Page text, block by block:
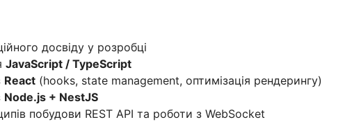
досвіду у розробці
JavaScript / TypeScript
React (hooks, state management, оптимізація рендерингу)
Node.js + NestJS
побудови REST API та роботи з WebSocket